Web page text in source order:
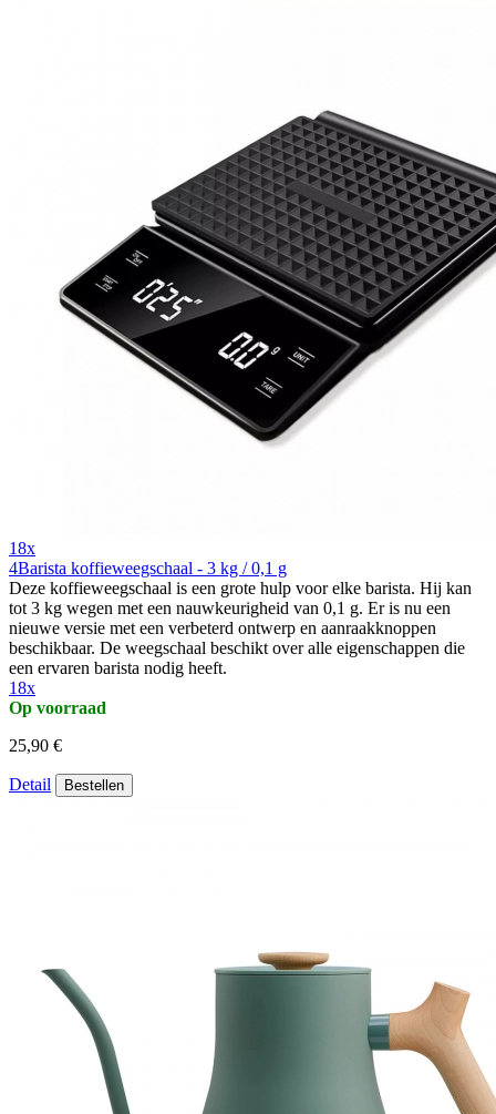
18x
4Barista koffieweegschaal - 3 kg / 0,1 g
Deze koffieweegschaal is een grote hulp voor elke barista. Hij kan
tot 3 kg wegen met een nauwkeurigheid van 0,1 g. Er is nu een
nieuwe versie met een verbeterd ontwerp en aanraakknoppen
beschikbaar. De weegschaal beschikt over alle eigenschappen die
een ervaren barista nodig heeft.
18x
Op voorraad
25,90 €
Detail Bestellen